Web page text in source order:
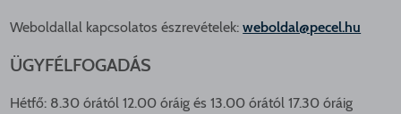
Weboldallal kapcsolatos észrevételek:weboldal@pecel.hu
ÜGYFÉLFOGADÁS
Hétfő: 8.30 órától 12.00 óráig és 13.00 órától 17.30 óráig